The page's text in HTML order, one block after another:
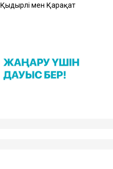
Қыдырәлі мен Қарақат